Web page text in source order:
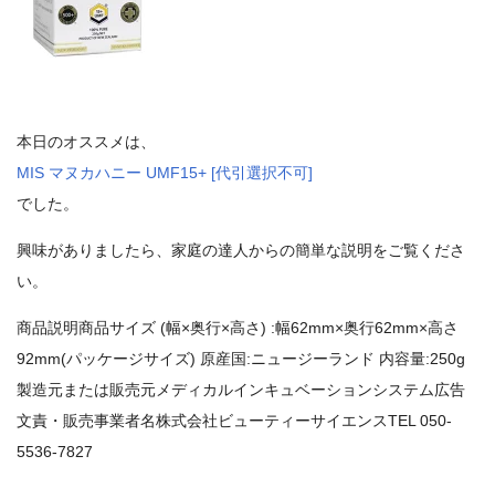
本日のオススメは、
MIS マヌカハニー UMF15+ [代引選択不可]
でした。
興味がありましたら、家庭の達人からの簡単な説明をご覧くださ
い。
商品説明商品サイズ (幅×奥行×高さ) :幅62mm×奥行62mm×高さ
92mm(パッケージサイズ) 原産国:ニュージーランド 内容量:250g
製造元または販売元メディカルインキュベーションシステム広告
文責・販売事業者名株式会社ビューティーサイエンスTEL 050-
5536-7827